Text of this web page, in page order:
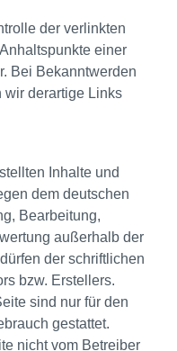
der verlinkten
einer
Bei Bekanntwerden
wir derartige Links
Inhalte und
dem deutschen
Bearbeitung,
außerhalb der
der schriftlichen
bzw. Erstellers.
sind nur für den
gestattet.
nicht vom Betreiber